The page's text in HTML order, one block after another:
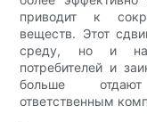
приводит к
веществ. Этот
среду, но и
потребителей и
больше отдают
ответственным